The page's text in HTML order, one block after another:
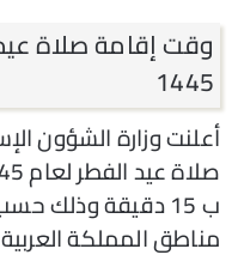
وقت إقامة صلاة
1445
أعلنت وزارة الشؤون
ب 15 دقيقة وذلك
مناطق المملكة